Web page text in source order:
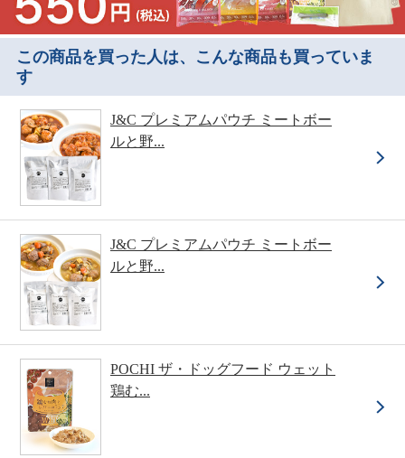
この商品を買った人は、こんな商品も買っていま
す
J&C プレミアムパウチ ミートボー
ルと野...
J&C プレミアムパウチ ミートボー
ルと野...
POCHI ザ・ドッグフード ウェット
鶏む...